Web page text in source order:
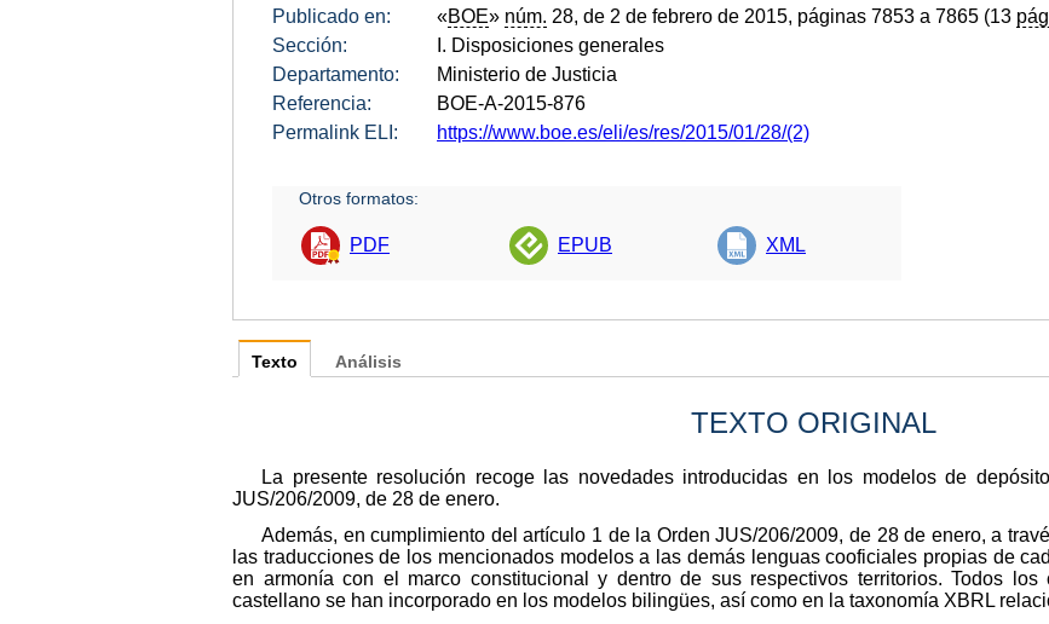
Publicado en: «BOE» núm. 28, de 2 de febrero de 2015, páginas 7853 a 7865 (13
Sección:
I. Disposiciones generales
Departamento:
Ministerio de Justicia
Referencia:
BOE-A-2015-876
Permalink ELI:
https://www.boe.es/eli/es/res/2015/01/28/(2)
Otros formatos:
PDF EPUB XML
Texto
TEXTO ORIGINAL
La presente resolución recoge las novedades introducidas en los modelos de
JUS/206/2009, de 28 de enero.
Además, en cumplimiento del artículo 1 de la Orden JUS/206/2009, de 28 de enero, a
las traducciones de los mencionados modelos a las demás lenguas cooficiales propias de
en armonía con el marco constitucional y dentro de sus respectivos territorios. Todos
castellano se han incorporado en los modelos bilingües, así como en la taxonomía XBRL
Análisis